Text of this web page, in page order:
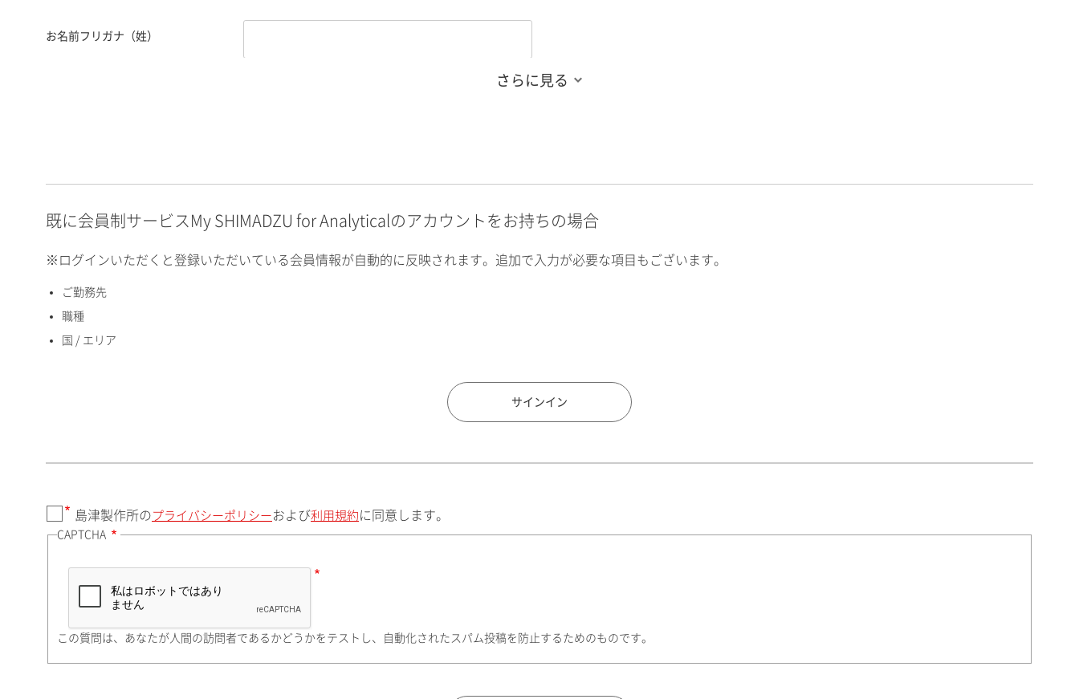
お名前フリガナ（姓）
英数）
国 / エリア
住所検索
町名・番地（勤務先）
さらに見る
既に会員制サービスMy SHIMADZU for Analyticalのアカウントをお持ちの場合
※ログインいただくと登録いただいている会員情報が自動的に反映されます。追加で入力が必要な項目もございます。
ご勤務先
職種
国 / エリア
サインイン
島津製作所の プライバシーポリシー および利用規約 に同意します。
CAPTCHA
この質問は、あなたが人間の訪問者であるかどうかをテストし、自動化されたスパム投稿を防止するためのものです。